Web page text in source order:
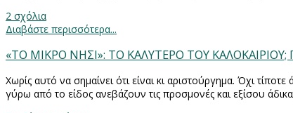
2 σχόλια
Διαβάστε περισσότερα...
«ΤΟ ΜΙΚΡΟ ΝΗΣΙ»: ΤΟ ΚΑΛΥΤΕΡΟ ΤΟΥ
Χωρίς αυτό να σημαίνει ότι είναι κι αριστούργημα. Όχι
γύρω από το είδος ανεβάζουν τις προσμονές και εξίσου